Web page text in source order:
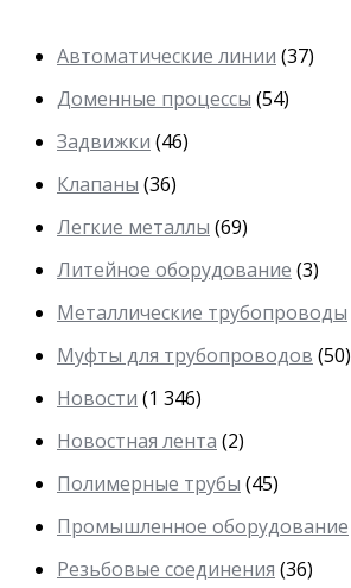
Автоматические линии (37)
Доменные процессы (54)
Задвижки (46)
Клапаны (36)
Легкие металлы (69)
Литейное оборудование (3)
Металлические трубопроводы
Муфты для трубопроводов (50)
Новости (1 346)
Новостная лента (2)
Полимерные трубы (45)
Промышленное оборудование
Резьбовые соединения (36)